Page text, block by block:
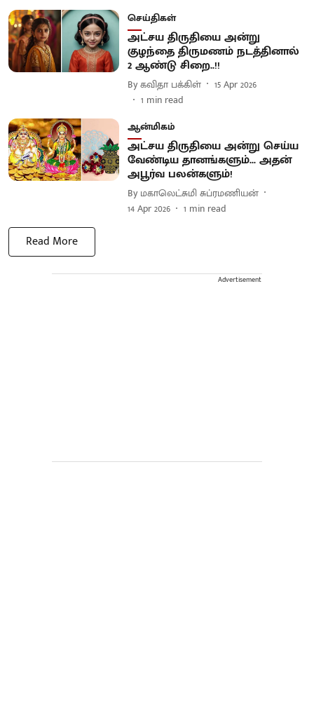
செய்திகள்
அட்சய திருதியை அன்று
குழந்தை திருமணம் நடத்தினால்
2 ஆண்டு சிறை..!!
Byகவிதா பக்கிள்
15 Apr 2026
1 min read
ஆன்மிகம்
அட்சய திருதியை அன்று செய்ய
வேண்டிய தானங்களும்... அதன்
அபூர்வ பலன்களும்!
By மகாலெட்சுமி சுப்ரமணியன்
14 Apr 2026
1 min read
Read More
Advertisement